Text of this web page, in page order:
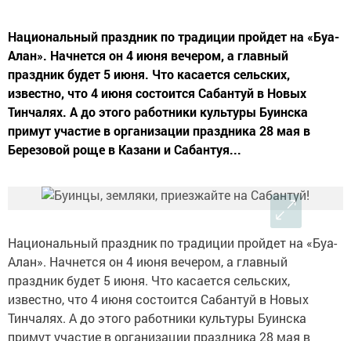
Национальный праздник по традиции пройдет на «Буа-
Алан». Начнется он 4 июня вечером, а главный
праздник будет 5 июня. Что касается сельских,
известно, что 4 июня состоится Сабантуй в Новых
Тинчалях. А до этого работники культуры Буинска
примут участие в организации праздника 28 мая в
Березовой роще в Казани и Сабантуя...
Национальный праздник по традиции пройдет на «Буа-
Алан». Начнется он 4 июня вечером, а главный
праздник будет 5 июня. Что касается сельских,
известно, что 4 июня состоится Сабантуй в Новых
Тинчалях. А до этого работники культуры Буинска
примут участие в организации праздника 28 мая в